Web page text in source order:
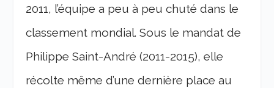
2011, l’équipe a peu à peu chuté dans le
classement mondial. Sous le mandat de
Philippe Saint-André (2011-2015), elle
récolte même d’une dernière place au